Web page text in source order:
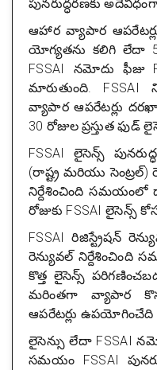
పునరుద్ధరణకు
ఆహార వ్యాపార
యోగ్యతను కలిగి లేదా 5
FSSAI నమోదు ఫీజు
మారుతుంది.
వ్యాపార ఆపరేటర్లు
30 రోజుల ప్రస్తుత ఫుడ్
FSSAI లైసెన్స్
(రాష్ట్ర మరియు సెంట్రల్)
నిర్దేశించింది సమయంలో
రోజుకు FSSAI లైసెన్స్
FSSAI రిజిస్ట్రేషన్
రెన్యువల్
కొత్త లైసెన్స్
మరింతగా వ్యాపార
ఆపరేటర్లు ఉపయోగించేది
లైసెన్సు లేదా FSSAI
సమయం FSSAI